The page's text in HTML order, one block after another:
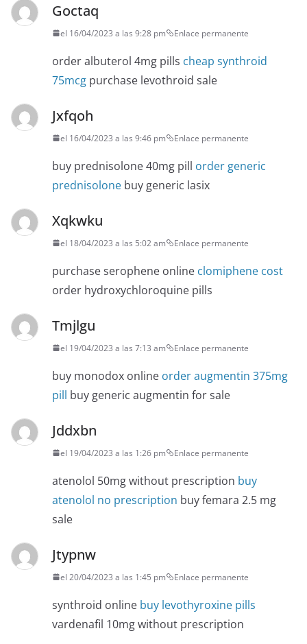
Goctaq
el 16/04/2023 a las 9:28 pm Enlace permanente
order albuterol 4mg pills cheap synthroid
75mcg purchase levothroid sale
Jxfqoh
el 16/04/2023 a las 9:46 pm Enlace permanente
buy prednisolone 40mg pill order generic
prednisolone buy generic lasix
Xqkwku
el 18/04/2023 a las 5:02 am Enlace permanente
purchase serophene online clomiphene cost
order hydroxychloroquine pills
Tmjlgu
el 19/04/2023 a las 7:13 am Enlace permanente
buy monodox online order augmentin 375mg
pill buy generic augmentin for sale
Jddxbn
el 19/04/2023 a las 1:26 pm Enlace permanente
atenolol 50mg without prescription buy
atenolol no prescription buy femara 2.5 mg
sale
Jtypnw
el 20/04/2023 a las 1:45 pm Enlace permanente
synthroid online buy levothyroxine pills
vardenafil 10mg without prescription